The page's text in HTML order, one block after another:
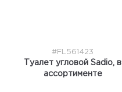
#FL561423
Туалет угловой Sadio, в
ассортименте